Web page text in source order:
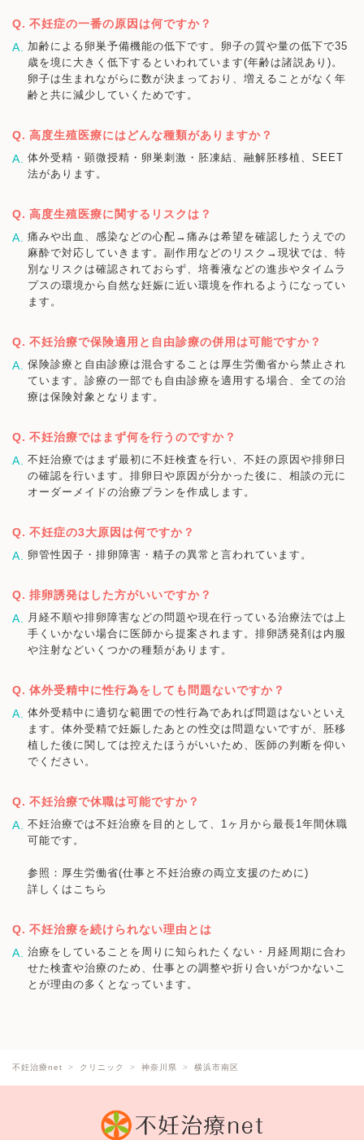
不妊症の一番の原因は何ですか？
加齢による卵巣予備機能の低下です。卵子の質や量の低下で35
歳を境に大きく低下するといわれています(年齢は諸説あり)。
卵子は生まれながらに数が決まっており、増えることがなく年
齢と共に減少していくためです。
高度生殖医療にはどんな種類がありますか？
体外受精・顕微授精・卵巣刺激・胚凍結、融解胚移植、SEET
法があります。
高度生殖医療に関するリスクは？
痛みや出血、感染などの心配→痛みは希望を確認したうえでの
麻酔で対応していきます。副作用などのリスク→現状では、特
別なリスクは確認されておらず、培養液などの進歩やタイムラ
プスの環境から自然な妊娠に近い環境を作れるようになってい
ます。
不妊治療で保険適用と自由診療の併用は可能ですか？
保険診療と自由診療は混合することは厚生労働省から禁止され
ています。診療の一部でも自由診療を適用する場合、全ての治
療は保険対象となります。
不妊治療ではまず何を行うのですか？
不妊治療ではまず最初に不妊検査を行い、不妊の原因や排卵日
の確認を行います。排卵日や原因が分かった後に、相談の元に
オーダーメイドの治療プランを作成します。
不妊症の3大原因は何ですか？
卵管性因子・排卵障害・精子の異常と言われています。
排卵誘発はした方がいいですか？
月経不順や排卵障害などの問題や現在行っている治療法では上
手くいかない場合に医師から提案されます。排卵誘発剤は内服
や注射などいくつかの種類があります。
体外受精中に性行為をしても問題ないですか？
体外受精中に適切な範囲での性行為であれば問題はないといえ
ます。体外受精で妊娠したあとの性交は問題ないですが、胚移
植した後に関しては控えたほうがいいため、医師の判断を仰い
でください。
不妊治療で休職は可能ですか？
不妊治療では不妊治療を目的として、1ヶ月から最長1年間休職
可能です。
参照：厚生労働省(仕事と不妊治療の両立支援のために)
詳しくはこちら
不妊治療を続けられない理由とは
治療をしていることを周りに知られたくない・月経周期に合わ
せた検査や治療のため、仕事との調整や折り合いがつかないこ
とが理由の多くとなっています。
不妊治療net クリニック 神奈川県 横浜市南区